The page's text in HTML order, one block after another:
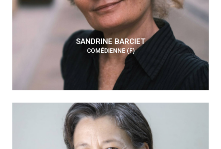
SANDRINE BARCIET
COMÉDIENNE (F)